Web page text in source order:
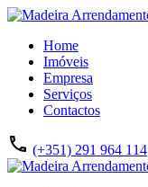
Home
Imóveis
Empresa
Serviços
Contactos
(+351) 291 964 114